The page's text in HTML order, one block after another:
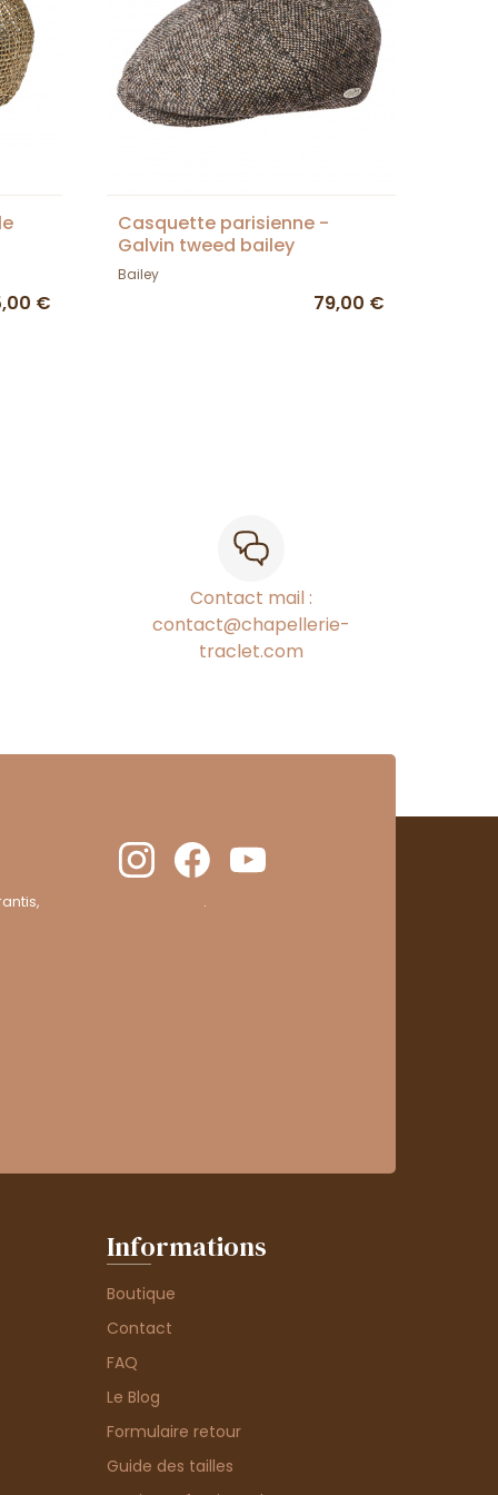
€
Casquette parisienne -
Galvin tweed bailey
Bailey
79,00 €
Contact mail :
contact@chapellerie-
traclet.com
.
Informations
Boutique
Contact
FAQ
Le Blog
Formulaire retour
Guide des tailles